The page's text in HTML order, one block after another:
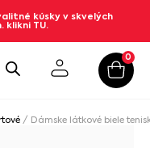
kúsky v skvelých
klikni TU.
0
/ Dámske látkové biele